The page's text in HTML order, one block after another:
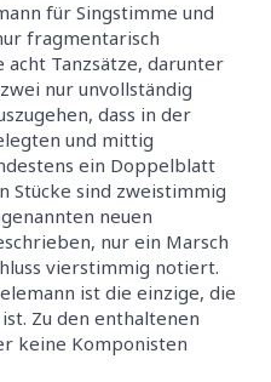
für Singstimme und
fragmentarisch
Tanzsätze, darunter
nur unvollständig
dass in der
und mittig
ein Doppelblatt
Stücke sind zweistimmig
neuen
nur ein Marsch
vierstimmig notiert.
ist die einzige, die
Zu den enthaltenen
keine Komponisten